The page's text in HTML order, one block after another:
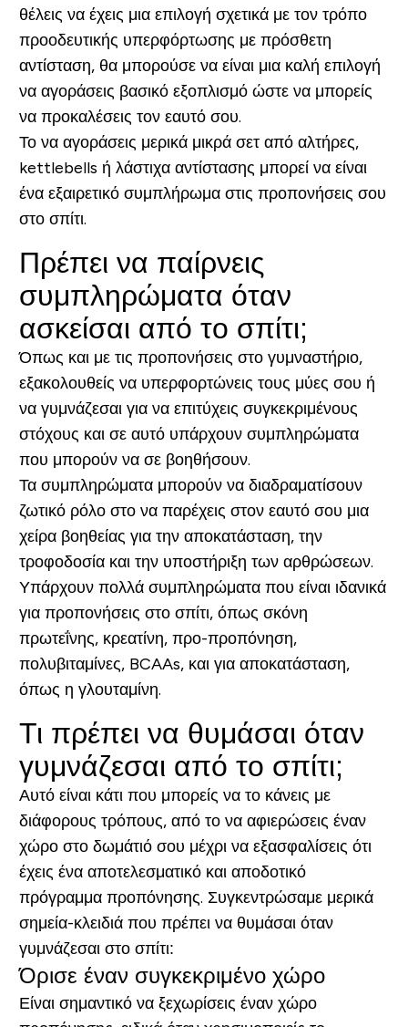
θέλεις να έχεις μια επιλογή σχετικά με τον τρόπο
προοδευτικής υπερφόρτωσης με πρόσθετη
αντίσταση, θα μπορούσε να είναι μια καλή επιλογή
να αγοράσεις βασικό εξοπλισμό ώστε να μπορείς
να προκαλέσεις τον εαυτό σου.
Το να αγοράσεις μερικά μικρά σετ από αλτήρες,
kettlebells ή λάστιχα αντίστασης μπορεί να είναι
ένα εξαιρετικό συμπλήρωμα στις προπονήσεις σου
στο σπίτι.
Πρέπει να παίρνεις
συμπληρώματα όταν
ασκείσαι από το σπίτι;
Όπως και με τις προπονήσεις στο γυμναστήριο,
εξακολουθείς να υπερφορτώνεις τους μύες σου ή
να γυμνάζεσαι για να επιτύχεις συγκεκριμένους
στόχους και σε αυτό υπάρχουν συμπληρώματα
που μπορούν να σε βοηθήσουν.
Τα συμπληρώματα μπορούν να διαδραματίσουν
ζωτικό ρόλο στο να παρέχεις στον εαυτό σου μια
χείρα βοηθείας για την αποκατάσταση, την
τροφοδοσία και την υποστήριξη των αρθρώσεων.
Υπάρχουν πολλά συμπληρώματα που είναι ιδανικά
για προπονήσεις στο σπίτι, όπως σκόνη
πρωτεΐνης, κρεατίνη, προ-προπόνηση,
πολυβιταμίνες, BCAAs, και για αποκατάσταση,
όπως η γλουταμίνη.
Τι πρέπει να θυμάσαι όταν
γυμνάζεσαι από το σπίτι;
Αυτό είναι κάτι που μπορείς να το κάνεις με
διάφορους τρόπους, από το να αφιερώσεις έναν
χώρο στο δωμάτιό σου μέχρι να εξασφαλίσεις ότι
έχεις ένα αποτελεσματικό και αποδοτικό
πρόγραμμα προπόνησης. Συγκεντρώσαμε μερικά
σημεία-κλειδιά που πρέπει να θυμάσαι όταν
γυμνάζεσαι στο σπίτι:
Όρισε έναν συγκεκριμένο χώρο
Είναι σημαντικό να ξεχωρίσεις έναν χώρο